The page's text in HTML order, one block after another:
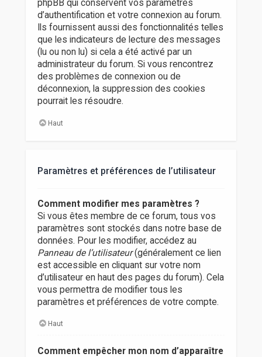
phpBB qui conservent vos paramètres
d’authentification et votre connexion au forum.
Ils fournissent aussi des fonctionnalités telles
que les indicateurs de lecture des messages
(lu ou non lu) si cela a été activé par un
administrateur du forum. Si vous rencontrez
des problèmes de connexion ou de
déconnexion, la suppression des cookies
pourrait les résoudre.
Haut
Paramètres et préférences de l’utilisateur
Comment modifier mes paramètres ?
Si vous êtes membre de ce forum, tous vos
paramètres sont stockés dans notre base de
données. Pour les modifier, accédez au
Panneau de l’utilisateur(généralement ce lien
est accessible en cliquant sur votre nom
d’utilisateur en haut des pages du forum). Cela
vous permettra de modifier tous les
paramètres et préférences de votre compte.
Haut
Comment empêcher mon nom d’apparaître